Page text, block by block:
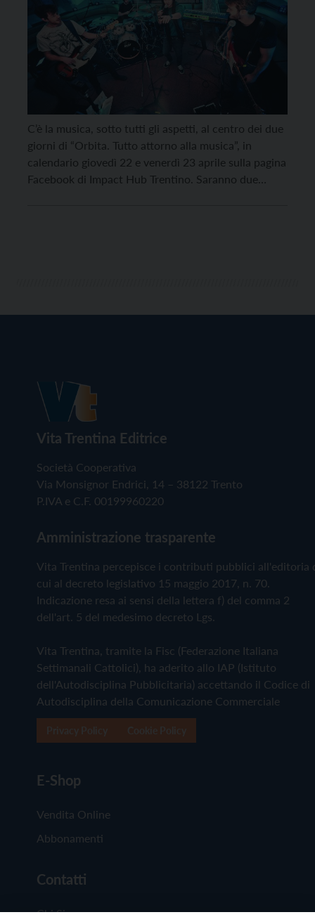
C’è la musica, sotto tutti gli aspetti, al centro dei due
giorni di “Orbita. Tutto attorno alla musica”, in
calendario giovedì 22 e venerdì 23 aprile sulla pagina
Facebook di Impact Hub Trentino. Saranno due
Vita Trentina Editrice
Società Cooperativa
Via Monsignor Endrici, 14 – 38122 Trento
P.IVA e C.F. 00199960220
Amministrazione trasparente
Vita Trentina percepisce i contributi pubblici all'editoria
cui al decreto legislativo 15 maggio 2017, n. 70.
Indicazione resa ai sensi della lettera f) del comma 2
dell'art. 5 del medesimo decreto Lgs.
Vita Trentina, tramite la Fisc (Federazione Italiana
Settimanali Cattolici), ha aderito allo IAP (Istituto
dell'Autodisciplina Pubblicitaria) accettando il Codice di
Autodisciplina della Comunicazione Commerciale
E-Shop
Vendita Online
Abbonamenti
Contatti
Chi Siamo